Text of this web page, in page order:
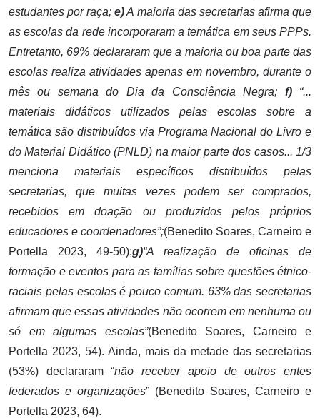
estudantes por raça;e)A maioria das secretarias afirma que
as escolas da rede incorporaram a temática em seus PPPs.
Entretanto, 69% declararam que a maioria ou boa parte das
escolas realiza atividades apenas em novembro, durante o
mês ou semana do Dia da Consciência Negra; f)“...
materiais didáticos utilizados pelas escolas sobre a
temática são distribuídos via Programa Nacional do Livro e
do Material Didático (PNLD) na maior parte dos casos... 1/3
menciona materiais específicos distribuídos pelas
secretarias, que muitas vezes podem ser comprados,
recebidos em doação ou produzidos pelos próprios
educadores e coordenadores”;(Benedito Soares, Carneiro e
Portella 2023, 49-50);g)“A realização de oficinas de
formação e eventos para as famílias sobre questões étnico-
raciais pelas escolas é pouco comum. 63% das secretarias
afirmam que essas atividades não ocorrem em nenhuma ou
só em algumas escolas”(Benedito Soares, Carneiro e
Portella 2023, 54). Ainda, mais da metade das secretarias
(53%) declararam “não receber apoio de outros entes
federados e organizações” (Benedito Soares, Carneiro e
Portella 2023, 64).